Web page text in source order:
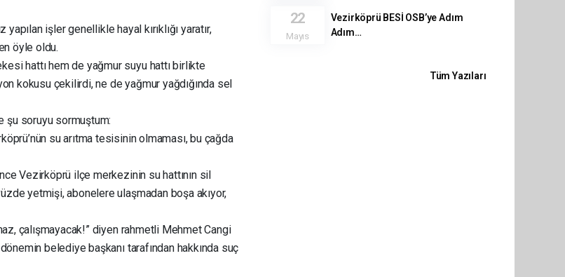
işler genellikle hayal kırıklığı yaratır,
öyle oldu.
hattı hem de yağmur suyu hattı birlikte
kokusu çekilirdi, ne de yağmur yağdığında sel
şu soruyu sormuştum:
su arıtma tesisinin olmaması, bu çağda
Vezirköprü ilçe merkezinin su hattının sil
yetmişi, abonelere ulaşmadan boşa akıyor,
çalışmayacak!” diyen rahmetli Mehmet Cangi
belediye başkanı tarafından hakkında suç
22
Mayıs
Vezirköprü BESİ OSB’ye Adım
Adım…
Tüm Yazıları